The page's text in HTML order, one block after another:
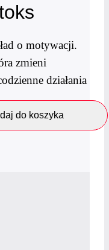
o motywacji.
zmieni
działania
do koszyka